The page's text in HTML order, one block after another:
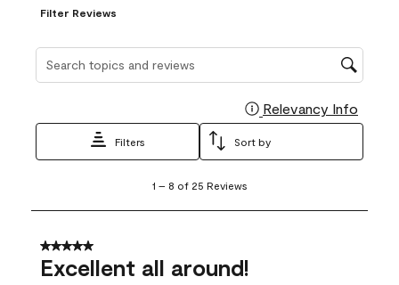
Filter Reviews
Relevancy Info
Filters Sort by
8
25
Reviews
1 – 8 of 25 Reviews
5 out of 5 stars.
Excellent all around!